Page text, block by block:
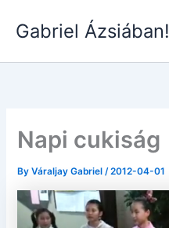
Gabriel Ázsiában!
Napi cukiság
ByVáraljay Gabriel/2012-04-01